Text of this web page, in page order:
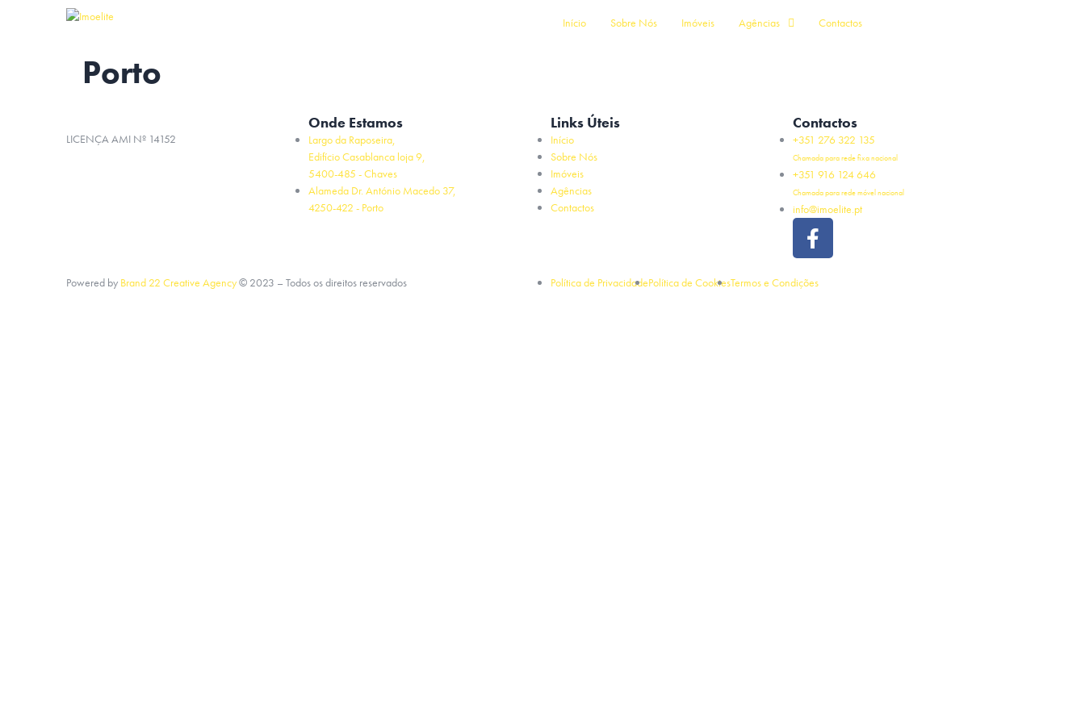
Início Sobre Nós Imóveis Agências Contactos
Porto
LICENÇA AMI Nº 14152
Onde Estamos
Largo da Raposeira,
Edifício Casablanca loja 9,
5400-485 - Chaves
Alameda Dr. António Macedo 37,
4250-422 - Porto
Links Úteis
Início
Sobre Nós
Imóveis
Agências
Contactos
Contactos
+351 276 322 135
Chamada para rede fixa nacional
+351 916 124 646
Chamada para rede móvel nacional
info@imoelite.pt
Powered by Brand 22 Creative Agency© 2023 – Todos os direitos reservados Política de PrivacidadePolítica de CookiesTermos e Condições